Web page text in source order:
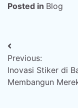
Posted in Blog
Post
navigation
Previous:
Inovasi Stiker di
Membangun